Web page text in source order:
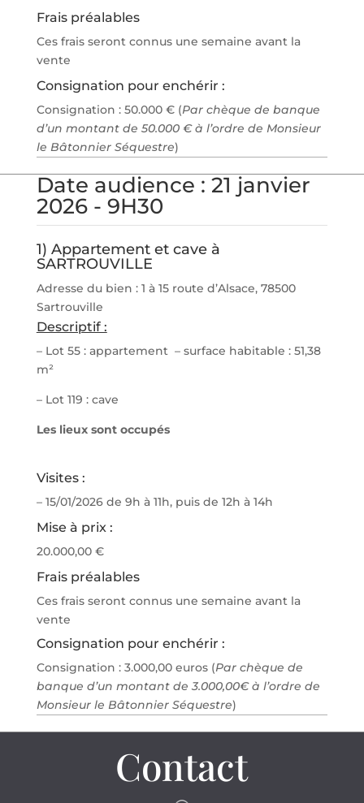
Frais préalables
Ces frais seront connus une semaine avant la
vente
Consignation pour enchérir :
Consignation : 50.000 € (Par chèque de banque
d’un montant de 50.000 € à l’ordre de Monsieur
le Bâtonnier Séquestre)
Date audience : 21 janvier
2026 - 9H30
1) Appartement et cave à
SARTROUVILLE
Adresse du bien : 1 à 15 route d’Alsace, 78500
Sartrouville
Descriptif :
– Lot 55 : appartement – surface habitable : 51,38
m²
– Lot 119 : cave
Les lieux sont occupés
Visites :
– 15/01/2026 de 9h à 11h, puis de 12h à 14h
Mise à prix :
20.000,00 €
Frais préalables
Ces frais seront connus une semaine avant la
vente
Consignation pour enchérir :
Consignation : 3.000,00 euros (Par chèque de
banque d’un montant de 3.000,00€ à l’ordre de
Monsieur le Bâtonnier Séquestre)
Contact